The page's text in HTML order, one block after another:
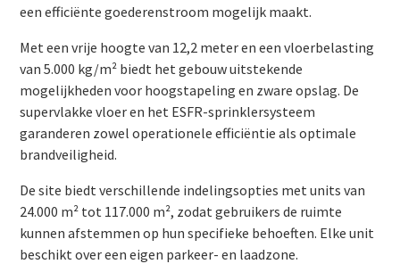
een efficiënte goederenstroom mogelijk maakt.
Met een vrije hoogte van 12,2 meter en een vloerbelasting
van 5.000 kg/m² biedt het gebouw uitstekende
mogelijkheden voor hoogstapeling en zware opslag. De
supervlakke vloer en het ESFR-sprinklersysteem
garanderen zowel operationele efficiëntie als optimale
brandveiligheid.
De site biedt verschillende indelingsopties met units van
24.000 m² tot 117.000 m², zodat gebruikers de ruimte
kunnen afstemmen op hun specifieke behoeften. Elke unit
beschikt over een eigen parkeer- en laadzone.